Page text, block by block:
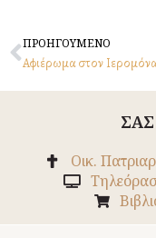
Prev
ΠΡΟΗΓΟΥΜΕΝΟ
Οικ.